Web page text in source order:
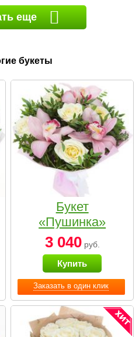
еще
букеты
Заказать в один клик
Букет
«Пушинка»
3 040руб.
Купить